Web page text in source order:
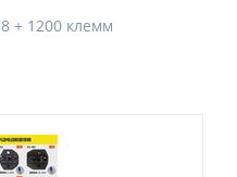
+ 1200 клемм